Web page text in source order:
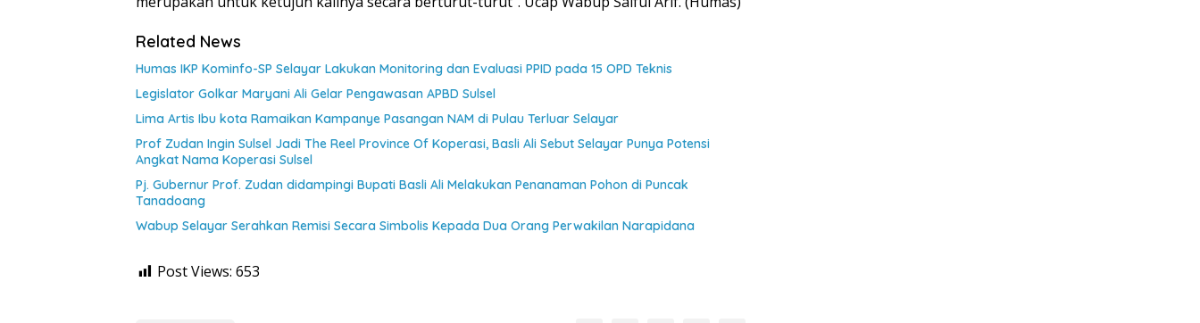
Related News
Humas IKP Kominfo-SP Selayar Lakukan Monitoring dan Evaluasi PPID pada 15 OPD Teknis
Legislator Golkar Maryani Ali Gelar Pengawasan APBD Sulsel
Lima Artis Ibu kota Ramaikan Kampanye Pasangan NAM di Pulau Terluar Selayar
Prof Zudan Ingin Sulsel Jadi The Reel Province Of Koperasi, Basli Ali Sebut Selayar Punya Potensi
Angkat Nama Koperasi Sulsel
Pj. Gubernur Prof. Zudan didampingi Bupati Basli Ali Melakukan Penanaman Pohon di Puncak
Tanadoang
Wabup Selayar Serahkan Remisi Secara Simbolis Kepada Dua Orang Perwakilan Narapidana
Post Views: 653